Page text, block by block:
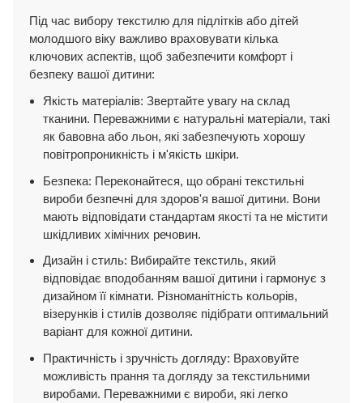
Під час вибору текстилю для підлітків або дітей
молодшого віку важливо враховувати кілька
ключових аспектів, щоб забезпечити комфорт і
безпеку вашої дитини:
Якість матеріалів: Звертайте увагу на склад
тканини. Переважними є натуральні матеріали, такі
як бавовна або льон, які забезпечують хорошу
повітропроникність і м'якість шкіри.
Безпека: Переконайтеся, що обрані текстильні
вироби безпечні для здоров'я вашої дитини. Вони
мають відповідати стандартам якості та не містити
шкідливих хімічних речовин.
Дизайн і стиль: Вибирайте текстиль, який
відповідає вподобанням вашої дитини і гармонує з
дизайном її кімнати. Різноманітність кольорів,
візерунків і стилів дозволяє підібрати оптимальний
варіант для кожної дитини.
Практичність і зручність догляду: Враховуйте
можливість прання та догляду за текстильними
виробами. Переважними є вироби, які легко